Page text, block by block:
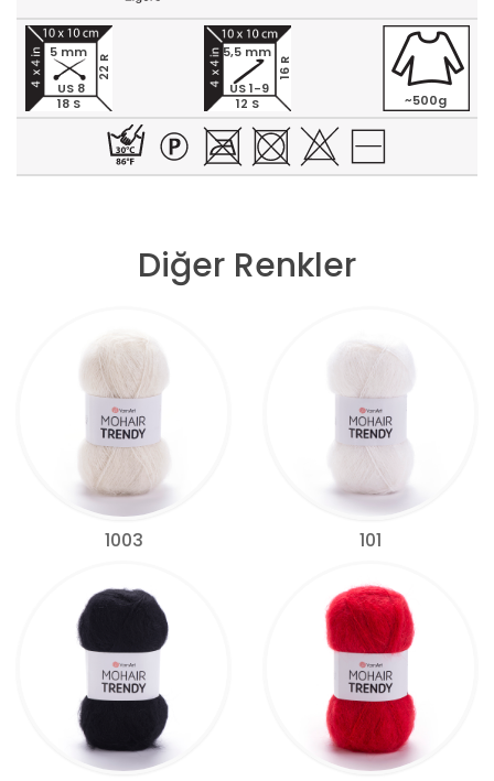
18 S
22 R
5 mm
US 8
12 S
16 R
5,5 mm
US 1-9
~500g
Diğer Renkler
1003 101